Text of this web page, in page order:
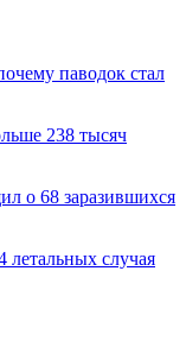
паводок стал
238 тысяч
о 68 заразившихся
случая